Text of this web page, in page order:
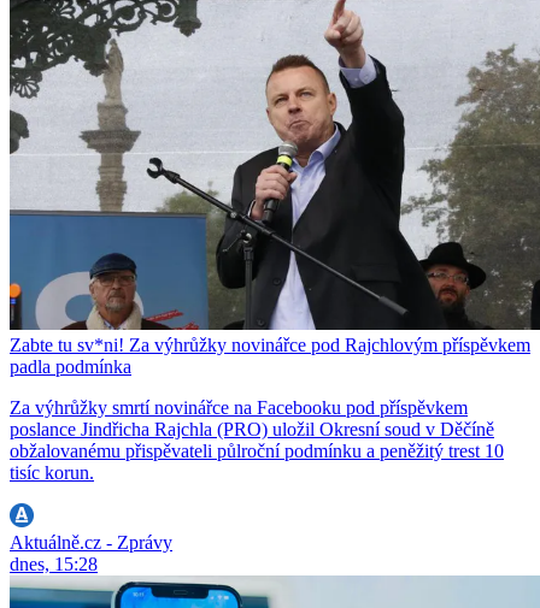
Zabte tu sv*ni! Za výhrůžky novinářce pod Rajchlovým příspěvkem
padla podmínka
Za výhrůžky smrtí novinářce na Facebooku pod příspěvkem
poslance Jindřicha Rajchla (PRO) uložil Okresní soud v Děčíně
obžalovanému přispěvateli půlroční podmínku a peněžitý trest 10
tisíc korun.
Aktuálně.cz - Zprávy
dnes, 15:28